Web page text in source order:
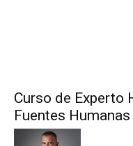
Curso de Experto
Fuentes